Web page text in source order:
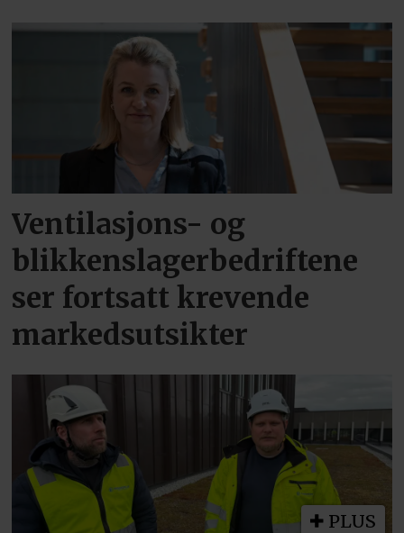
Ventilasjons- og
blikkenslagerbedriftene
ser fortsatt krevende
markedsutsikter
PLUS